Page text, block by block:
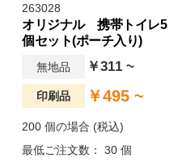
263028
オリジナル 携帯トイレ5
個セット(ポーチ入り)
無地品 ￥311 ~
印刷品 ￥495 ~
200 個の場合 (税込)
最低ご注文数： 30 個